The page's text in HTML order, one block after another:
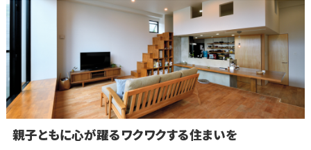
親子ともに心が躍るワクワクする住まいを